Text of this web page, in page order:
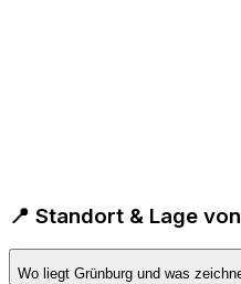
📍 Standort & Lage
Wo liegt Grünburg und was